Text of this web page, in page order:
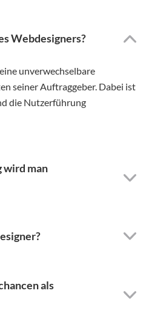
Webdesigners?
unverwechselbare
seiner Auftraggeber. Dabei ist
die Nutzerführung
wird man
als